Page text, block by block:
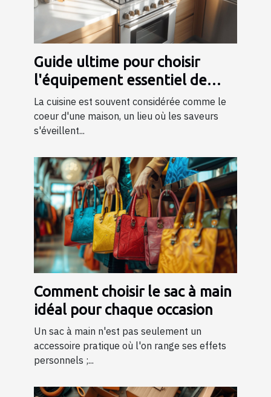
Guide ultime pour choisir
l'équipement essentiel de
cuisine
La cuisine est souvent considérée comme le
coeur d'une maison, un lieu où les saveurs
s'éveillent...
Comment choisir le sac à main
idéal pour chaque occasion
Un sac à main n'est pas seulement un
accessoire pratique où l'on range ses effets
personnels ;...